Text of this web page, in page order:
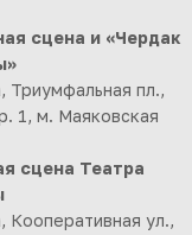
сцена и «Чердак
Триумфальная пл.,
1, м. Маяковская
сцена Театра
Кооперативная ул.,